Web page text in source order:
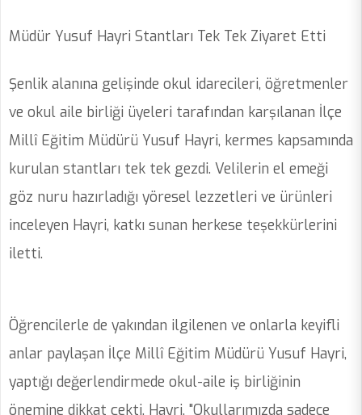
Müdür Yusuf Hayri Stantları Tek Tek Ziyaret Etti
Şenlik alanına gelişinde okul idarecileri, öğretmenler
ve okul aile birliği üyeleri tarafından karşılanan İlçe
Millî Eğitim Müdürü Yusuf Hayri, kermes kapsamında
kurulan stantları tek tek gezdi. Velilerin el emeği
göz nuru hazırladığı yöresel lezzetleri ve ürünleri
inceleyen Hayri, katkı sunan herkese teşekkürlerini
iletti.
Öğrencilerle de yakından ilgilenen ve onlarla keyifli
anlar paylaşan İlçe Millî Eğitim Müdürü Yusuf Hayri,
yaptığı değerlendirmede okul-aile iş birliğinin
önemine dikkat çekti. Hayri, "Okullarımızda sadece